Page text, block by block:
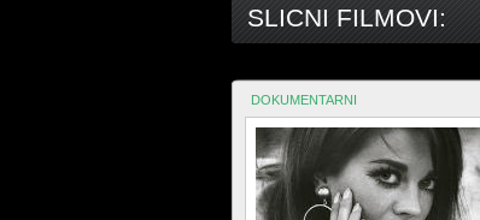
SLICNI FILMOVI:
DOKUMENTARNI